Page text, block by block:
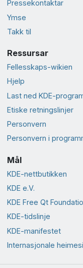
Presse­kontaktar
Ymse
Takk til
Ressursar
Fellesskaps-wikien
Hjelp
Last ned KDE-
Etiske retningslinjer
Personvern
Personvern i
Mål
KDE-nettbutikken
KDE e.V.
KDE Free Qt
KDE-tidslinje
KDE-manifestet
Internasjonale